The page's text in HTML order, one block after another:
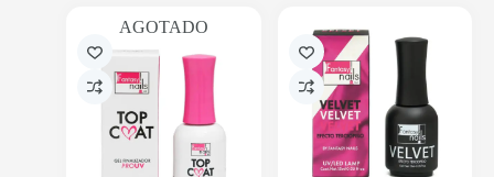
AGOTADO